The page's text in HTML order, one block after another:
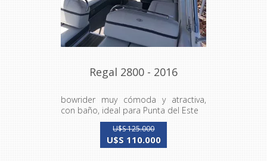
Regal 2800 - 2016
bowrider muy cómoda y atractiva,
con baño, ideal para Punta del Este
U$S 125.000
U$S 110.000